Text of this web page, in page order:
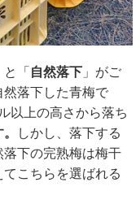
と「 自然落下」がご
然落下した青梅で
以上の高さから落ち
しかし、落下する
下の完熟梅は梅干
こちらを選ばれる